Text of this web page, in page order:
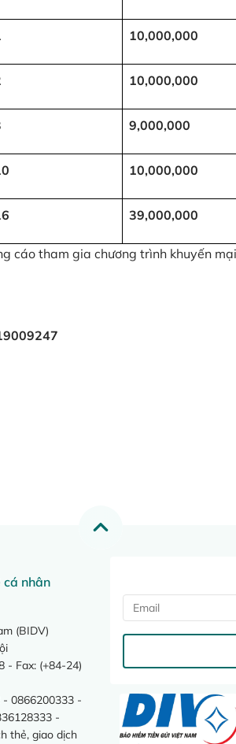
10,000,000
10,000,000
9,000,000
10,000,000
39,000,000
cáo tham gia chương trình khuyến mại
cá nhân
(BIDV)
- Fax: (+84-24)
- 0866200333 -
-
thẻ, giao dịch